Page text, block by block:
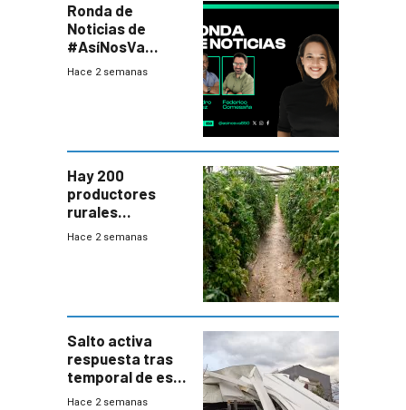
Ronda de
Noticias de
#AsíNosVa
(20/7/26)
Hace 2 semanas
Hay 200
productores
rurales
afectados tras
Hace 2 semanas
Salto activa
respuesta tras
temporal de este
sábado con
Hace 2 semanas